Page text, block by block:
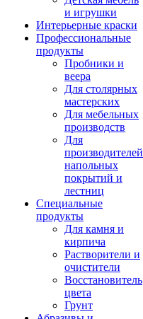
и игрушки
Интерьерные краски
Профессиональные
продукты
Пробники и
веера
Для столярных
мастерских
Для мебельных
производств
Для
производителей
напольных
покрытий и
лестниц
Специальные
продукты
Для камня и
кирпича
Растворители и
очистители
Восстановитель
цвета
Грунт